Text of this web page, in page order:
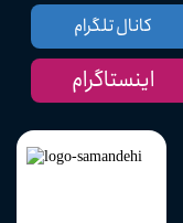
کانال تلگرام
اینستاگرام